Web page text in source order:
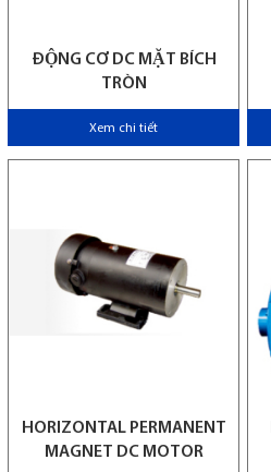
ĐỘNG CƠ DC MẶT BÍCH
TRÒN
Xem chi tiết
HORIZONTAL PERMANENT
MAGNET DC MOTOR